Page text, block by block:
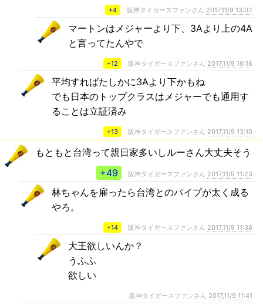
+4 阪神タイガースファンさん 2017,11/9 13:02
マートンはメジャーより下、3Aより上の4A
と言ってたんやで
+12 阪神タイガースファンさん 2017,11/9 16:16
平均すればたしかに3Aより下かもね
でも日本のトップクラスはメジャーでも通用す
ることは立証済み
+13 阪神タイガースファンさん 2017,11/9 13:10
もともと台湾って親日家多いしルーさん大丈夫そう
+49
阪神タイガースファンさん 2017,11/9 11:23
林ちゃんを雇ったら台湾とのパイプが太く成る
やろ。
+14 阪神タイガースファンさん 2017,11/9 11:38
大王欲しいんか？
うふふ
欲しい
阪神タイガースファンさん 2017,11/9 11:41